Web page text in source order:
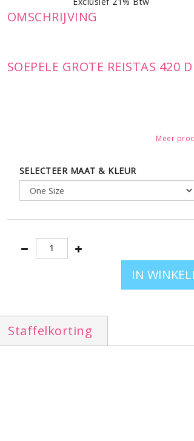
OMSCHRIJVING
SOEPELE GROTE REISTAS 420 D
: • Rond trendy
Afmetingen: 67x24cm
Meer
SELECTEER MAAT & KLEUR
Staffelkorting